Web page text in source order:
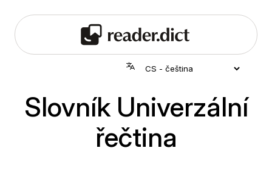
Slovník Univerzální
řečtina